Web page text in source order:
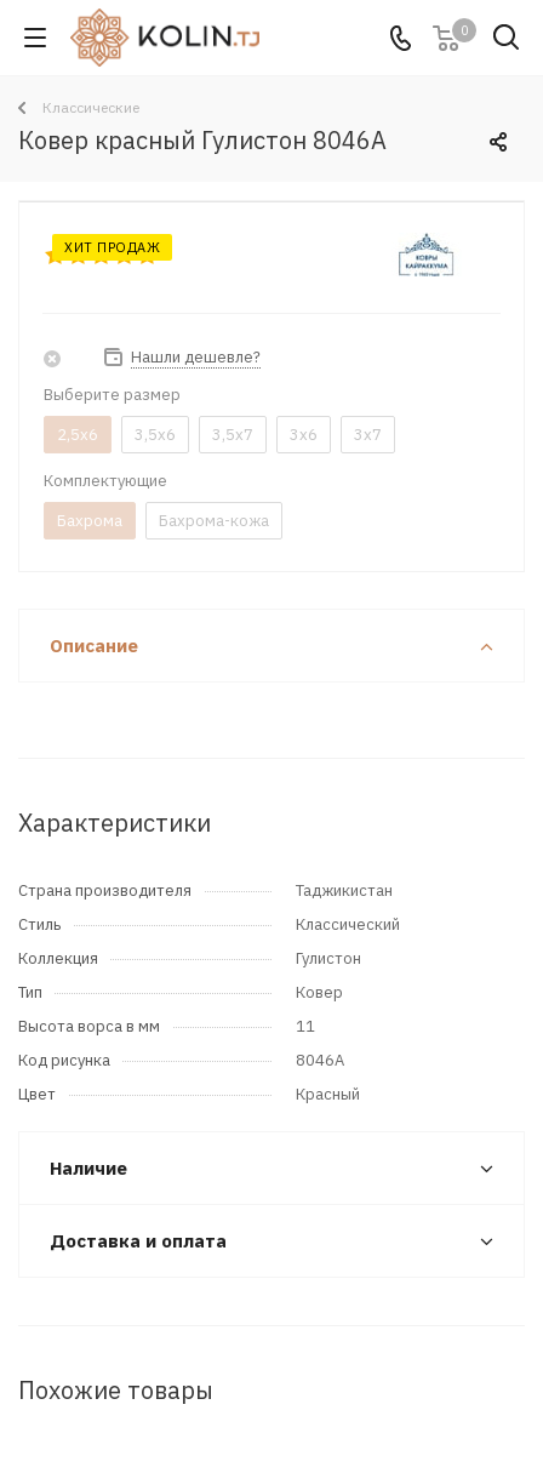
0
Классические
Ковер красный Гулистон 8046A
ХИТ ПРОДАЖ
Нашли дешевле?
Выберите размер
2,5x6
3,5x6 3,5x7 3x6 3x7
Комплектующие
Бахрома
Бахрома-кожа
Описание
Характеристики
Страна производителя
Таджикистан
Стиль
Классический
Коллекция
Гулистон
Тип
Ковер
Высота ворса в мм
11
Код рисунка
8046A
Цвет
Красный
Наличие
Доставка и оплата
Похожие товары